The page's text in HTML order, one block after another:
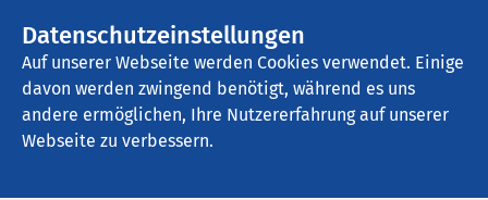
Datenschutzeinstellungen
Auf unserer Webseite werden Cookies verwendet. Einige
davon werden zwingend benötigt, während es uns
andere ermöglichen, Ihre Nutzererfahrung auf unserer
Webseite zu verbessern.
AMEOS Klinikum Schönebeck